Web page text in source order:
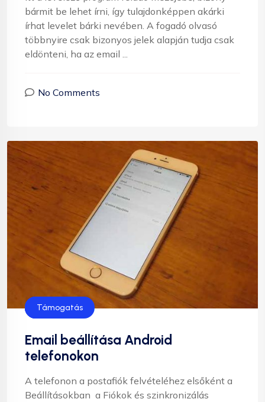
bármit be lehet írni, így tulajdonképpen akárki
írhat levelet bárki nevében. A fogadó olvasó
többnyire csak bizonyos jelek alapján tudja csak
eldönteni, ha az email ...
No Comments
Levelezés
Segítség
Támogatás
Email beállítása Android
telefonokon
A telefonon a postafiók felvételéhez elsőként a
Beállításokban a Fiókok és szinkronizálás